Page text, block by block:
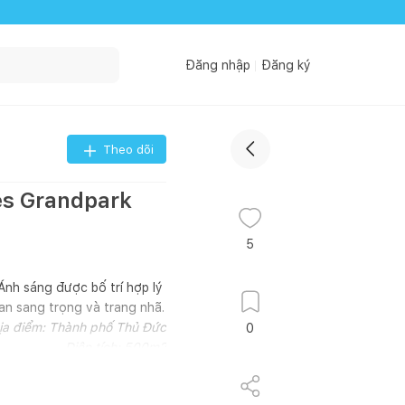
Đăng nhập Đăng ký
Theo dõi
Grandpark
sáng được bố trí hợp lý
sang trọng và trang nhã.
điểm: Thành phố Thủ Đức
5
0